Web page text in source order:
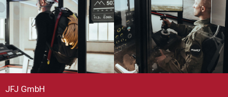
JFJ GmbH